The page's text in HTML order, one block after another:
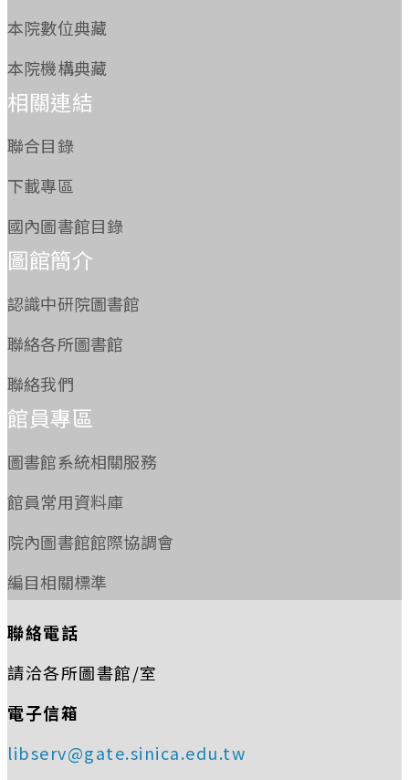
本院數位典藏
本院機構典藏
相關連結
聯合目錄
下載專區
國內圖書館目錄
圖館簡介
認識中研院圖書館
聯絡各所圖書館
聯絡我們
館員專區
圖書館系統相關服務
館員常用資料庫
院內圖書館館際協調會
編目相關標準
聯絡電話
請洽各所圖書館/室
電子信箱
libserv@gate.sinica.edu.tw